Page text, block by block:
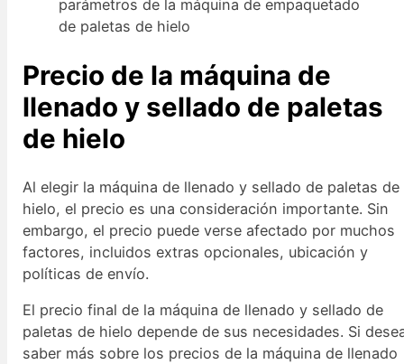
parámetros de la máquina de empaquetado
de paletas de hielo
Precio de la máquina de
llenado y sellado de paletas
de hielo
Al elegir la máquina de llenado y sellado de paletas de
hielo, el precio es una consideración importante. Sin
embargo, el precio puede verse afectado por muchos
factores, incluidos extras opcionales, ubicación y
políticas de envío.
El precio final de la máquina de llenado y sellado de
paletas de hielo depende de sus necesidades. Si
saber más sobre los precios de la máquina de llenado